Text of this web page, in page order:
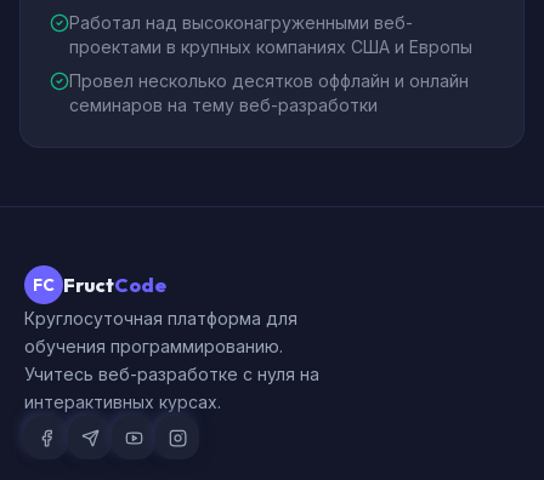
Работал над высоконагруженными веб-
проектами в крупных компаниях США и Европы
Провел несколько десятков оффлайн и онлайн
семинаров на тему веб-разработки
FC FructCode
Круглосуточная платформа для
обучения программированию.
Учитесь веб-разработке с нуля на
интерактивных курсах.